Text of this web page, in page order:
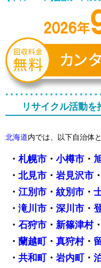
リサイクル活動
北海道内では、以下自治体
・ 札幌市・ 小樽市・
・ 北見市・ 岩見沢市・
・ 江別市・ 紋別市・
・ 滝川市・ 深川市・
・ 石狩市・ 新篠津村・
・ 蘭越町・ 真狩村・
・ 共和町・ 岩内町・